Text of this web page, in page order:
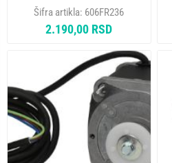
Šifra artikla: 606FR236
2.190,00 RSD